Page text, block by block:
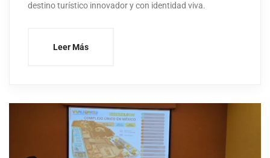
destino turístico innovador y con identidad viva.
Leer Más